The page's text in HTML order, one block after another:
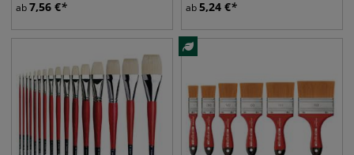
ab7,56 € ab5,24 €